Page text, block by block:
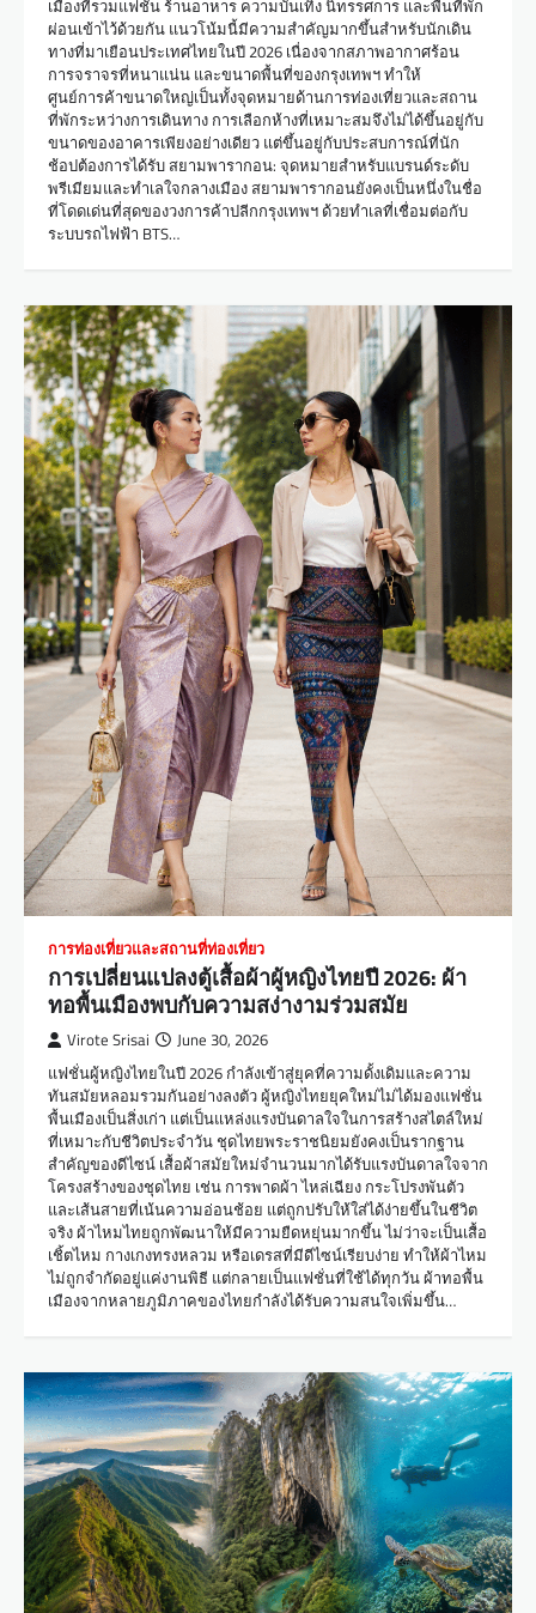
เมืองที่รวมแฟชั่น ร้านอาหาร ความบันเทิง นิทรรศการ และพื้นที่พัก
ผ่อนเข้าไว้ด้วยกัน แนวโน้มนี้มีความสำคัญมากขึ้นสำหรับนักเดิน
ทางที่มาเยือนประเทศไทยในปี 2026 เนื่องจากสภาพอากาศร้อน
การจราจรที่หนาแน่น และขนาดพื้นที่ของกรุงเทพฯ ทำให้
ศูนย์การค้าขนาดใหญ่เป็นทั้งจุดหมายด้านการท่องเที่ยวและสถาน
ที่พักระหว่างการเดินทาง การเลือกห้างที่เหมาะสมจึงไม่ได้ขึ้นอยู่กับ
ขนาดของอาคารเพียงอย่างเดียว แต่ขึ้นอยู่กับประสบการณ์ที่นัก
ช้อปต้องการได้รับ สยามพารากอน: จุดหมายสำหรับแบรนด์ระดับ
พรีเมียมและทำเลใจกลางเมือง สยามพารากอนยังคงเป็นหนึ่งในชื่อ
ที่โดดเด่นที่สุดของวงการค้าปลีกกรุงเทพฯ ด้วยทำเลที่เชื่อมต่อกับ
ระบบรถไฟฟ้า BTS…
การท่องเที่ยวและสถานที่ท่องเที่ยว
การเปลี่ยนแปลงตู้เสื้อผ้าผู้หญิงไทยปี 2026: ผ้า
ทอพื้นเมืองพบกับความสง่างามร่วมสมัย
Virote Srisai June 30, 2026
แฟชั่นผู้หญิงไทยในปี 2026 กำลังเข้าสู่ยุคที่ความดั้งเดิมและความ
ทันสมัยหลอมรวมกันอย่างลงตัว ผู้หญิงไทยยุคใหม่ไม่ได้มองแฟชั่น
พื้นเมืองเป็นสิ่งเก่า แต่เป็นแหล่งแรงบันดาลใจในการสร้างสไตล์ใหม่
ที่เหมาะกับชีวิตประจำวัน ชุดไทยพระราชนิยมยังคงเป็นรากฐาน
สำคัญของดีไซน์ เสื้อผ้าสมัยใหม่จำนวนมากได้รับแรงบันดาลใจจาก
โครงสร้างของชุดไทย เช่น การพาดผ้า ไหล่เฉียง กระโปรงพันตัว
และเส้นสายที่เน้นความอ่อนช้อย แต่ถูกปรับให้ใส่ได้ง่ายขึ้นในชีวิต
จริง ผ้าไหมไทยถูกพัฒนาให้มีความยืดหยุ่นมากขึ้น ไม่ว่าจะเป็นเสื้อ
เชิ้ตไหม กางเกงทรงหลวม หรือเดรสที่มีดีไซน์เรียบง่าย ทำให้ผ้าไหม
ไม่ถูกจำกัดอยู่แค่งานพิธี แต่กลายเป็นแฟชั่นที่ใช้ได้ทุกวัน ผ้าทอพื้น
เมืองจากหลายภูมิภาคของไทยกำลังได้รับความสนใจเพิ่มขึ้น…